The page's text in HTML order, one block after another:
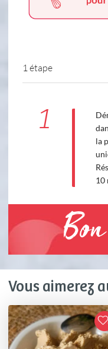
1 étape
1
la
10
Vous aimerez